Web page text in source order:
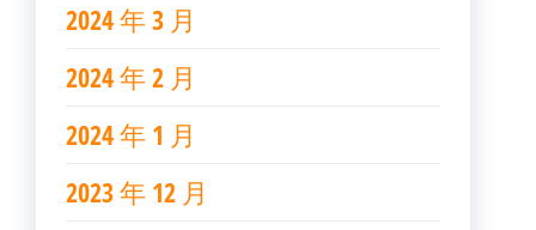
2024 年 3 月
2024 年 2 月
2024 年 1 月
2023 年 12 月